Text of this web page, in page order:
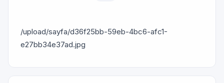
/upload/sayfa/d36f25bb-59eb-4bc6-afc1-
e27bb34e37ad.jpg